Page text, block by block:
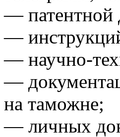
— патентной
—
— научно-
—
на таможне;
— личных